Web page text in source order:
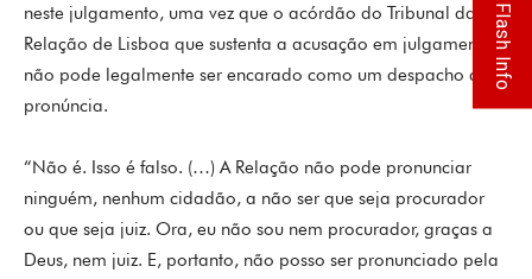
neste julgamento, uma vez que o acórdão do Tribunal da
Relação de Lisboa que sustenta a acusação em julgamento
não pode legalmente ser encarado como um despacho de
pronúncia.
“Não é. Isso é falso. (…) A Relação não pode pronunciar
ninguém, nenhum cidadão, a não ser que seja procurador
ou que seja juiz. Ora, eu não sou nem procurador, graças a
Deus, nem juiz. E, portanto, não posso ser pronunciado pela
Flash Info